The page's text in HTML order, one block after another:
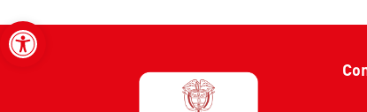
Abrir barra de herramientas